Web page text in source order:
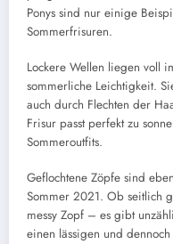
Ponys sind nur einige
Sommerfrisuren.
Lockere Wellen liegen voll
sommerliche Leichtigkeit.
auch durch Flechten der
Frisur passt perfekt zu
Sommeroutfits.
Geflochtene Zöpfe sind
Sommer 2021. Ob seitlich
messy Zopf – es gibt
einen lässigen und